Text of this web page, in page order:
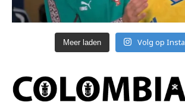
Meer laden Volg op